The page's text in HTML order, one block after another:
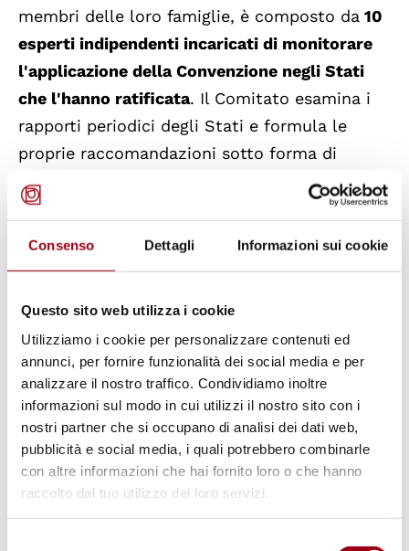
Consenso Dettagli Informazioni sui cookie
Questo sito web utilizza i cookie
Utilizziamo i cookie per personalizzare contenuti ed
annunci, per fornire funzionalità dei social media e per
analizzare il nostro traffico. Condividiamo inoltre
informazioni sul modo in cui utilizzi il nostro sito con i
nostri partner che si occupano di analisi dei dati web,
pubblicità e social media, i quali potrebbero combinarle
con altre informazioni che hai fornito loro o che hanno
raccolto dal tuo utilizzo dei loro servizi.
membri delle loro famiglie, è composto da 10
esperti indipendenti incaricati di monitorare
l'applicazione della Convenzione negli Stati
che l'hanno ratificata. Il Comitato esamina i
rapporti periodici degli Stati e formula le
proprie raccomandazioni sotto forma di
"osservazioni conclusive". Inoltre, ai sensi
dell'art. 77 della Convenzione,
circostanze il Comitato può ricevere anche
La Convenzione internazionale sulla
protezione dei diritti di tutti i lavoratori
migranti e dei membri delle loro famiglie è
stata adottata dall'Assemblea generale delle
Nazioni Unite il 18 dicembre 1990 ed è entrata
in vigore il 1° luglio 2003. Al 31 marzo 2010 gli